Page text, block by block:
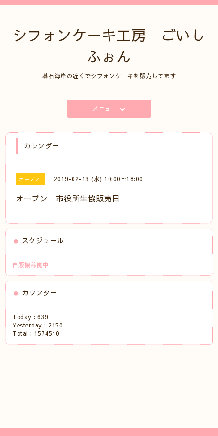
シフォンケーキ工房 ごいし
ふぉん
碁石海岸の近くでシフォンケーキを販売してます
メニュー
カレンダー
オープン 2019-02-13 (水) 10:00～18:00
オープン 市役所生協販売日
スケジュール
自販機稼働中
カウンター
Today :639
Yesterday : 2150
Total : 1574510